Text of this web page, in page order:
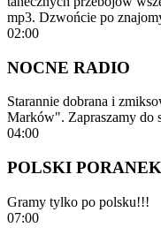
mp3. Dzwońcie po
02:00
NOCNE RADIO
Starannie dobrana i
Marków". Zapraszamy do
04:00
POLSKI PORANEK
Gramy tylko po polsku!!!
07:00